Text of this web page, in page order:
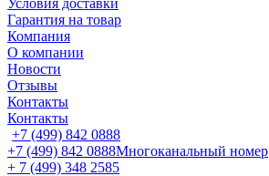
Условия доставки
Гарантия на товар
Компания
О компании
Новости
Отзывы
Контакты
Контакты
+7 (499) 842 0888
+7 (499) 842 0888Многоканальный номер
+ 7 (499) 348 2585